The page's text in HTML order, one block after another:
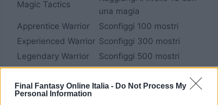
Final Fantasy Online Italia - Do Not Process My
Personal Information
Magic Tactics
una magia
Apprentice Warrior
Sconfiggi 100 mostri
Experienced Warrior Sconfiggi 300 mostri
Legendary Warrior
Sconfiggi 500 mostri
Field Research-
Basic
Completa il 10% del
Bestiario
Field Research-